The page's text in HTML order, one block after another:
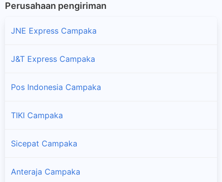
Perusahaan pengiriman
JNE Express Campaka
J&T Express Campaka
Pos Indonesia Campaka
TIKI Campaka
Sicepat Campaka
Anteraja Campaka